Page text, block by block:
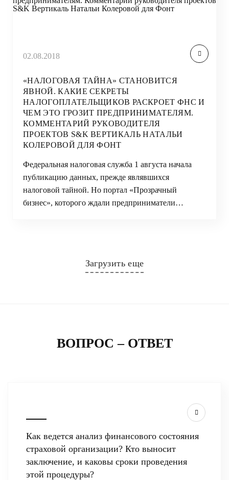
02.08.2018
«НАЛОГОВАЯ ТАЙНА» СТАНОВИТСЯ
ЯВНОЙ. КАКИЕ СЕКРЕТЫ
НАЛОГОПЛАТЕЛЬЩИКОВ РАСКРОЕТ ФНС И
ЧЕМ ЭТО ГРОЗИТ ПРЕДПРИНИМАТЕЛЯМ.
КОММЕНТАРИЙ РУКОВОДИТЕЛЯ
ПРОЕКТОВ S&K ВЕРТИКАЛЬ НАТАЛЬИ
КОЛЕРОВОЙ ДЛЯ ФОНТ
Федеральная налоговая служба 1 августа начала
публикацию данных, прежде являвшихся
налоговой тайной. Но портал «Прозрачный
бизнес», которого ждали предприниматели…
Загрузить еще
ВОПРОС – ОТВЕТ
Как ведется анализ финансового состояния
страховой организации? Кто выносит
заключение, и каковы сроки проведения
этой процедуры?